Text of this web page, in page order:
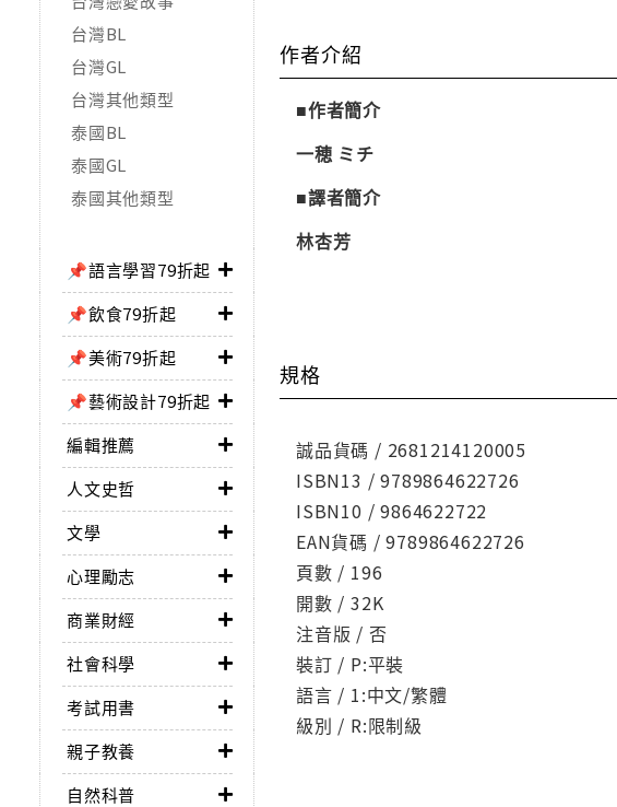
台灣BL
台灣GL
台灣其他類型
泰國BL
泰國GL
泰國其他類型
📌語言學習79折起
📌飲食79折起
📌美術79折起
📌藝術設計79折起
編輯推薦
人文史哲
文學
心理勵志
商業財經
社會科學
考試用書
親子教養
自然科普
作者介紹
■作者簡介
一穂 ミチ
■譯者簡介
林杏芳
規格
誠品貨碼 / 2681214120005
ISBN13 / 9789864622726
ISBN10 / 9864622722
EAN貨碼 / 9789864622726
頁數 / 196
開數 / 32K
注音版 / 否
裝訂 / P:平裝
語言 / 1:中文/繁體
級別 / R:限制級